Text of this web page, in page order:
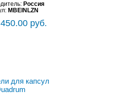
Россия
MBEINLZN
руб.
для капсул